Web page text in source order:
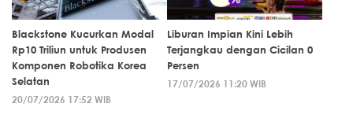
Blackstone Kucurkan Modal
Rp10 Triliun untuk Produsen
Komponen Robotika Korea
Selatan
20/07/2026 17:52 WIB
Liburan Impian Kini Lebih
Terjangkau dengan Cicilan 0
Persen
17/07/2026 11:20 WIB